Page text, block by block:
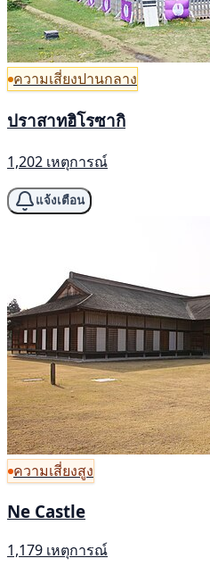
ความเสี่ยงปานกลาง
ปราสาทฮิโรซากิ
1,202 เหตุการณ์
แจ้งเตือน
ความเสี่ยงสูง
Ne Castle
1,179 เหตุการณ์